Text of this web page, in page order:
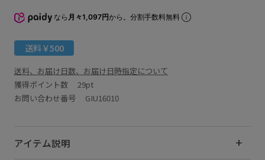
なら 月々1,097円から。分割手数料無料
送料￥500
送料、お届け日数、お届け日時指定について
獲得ポイント数 29pt
お問い合わせ番号 GIU16010
アイテム説明